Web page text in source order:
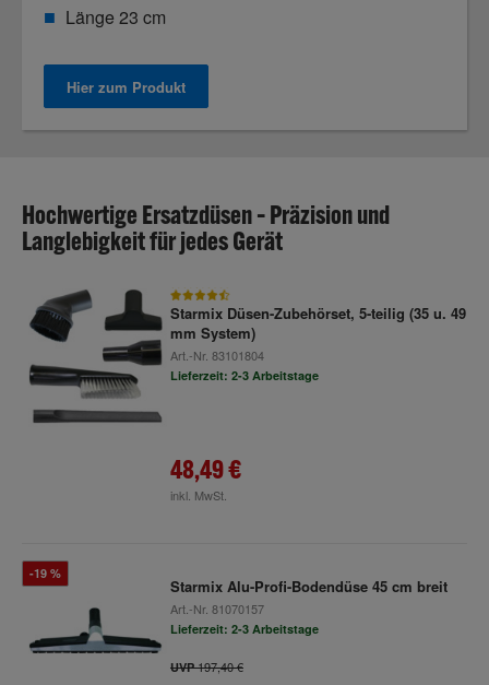
Länge 23 cm
Hier zum Produkt
Hochwertige Ersatzdüsen – Präzision und
Langlebigkeit für jedes Gerät
Starmix Düsen-Zubehörset, 5-teilig (35 u. 49
mm System)
Art.-Nr. 83101804
Lieferzeit: 2-3 Arbeitstage
48,49 €
inkl. MwSt.
-19 %
Starmix Alu-Profi-Bodendüse 45 cm breit
Art.-Nr. 81070157
Lieferzeit: 2-3 Arbeitstage
UVP197,40 €